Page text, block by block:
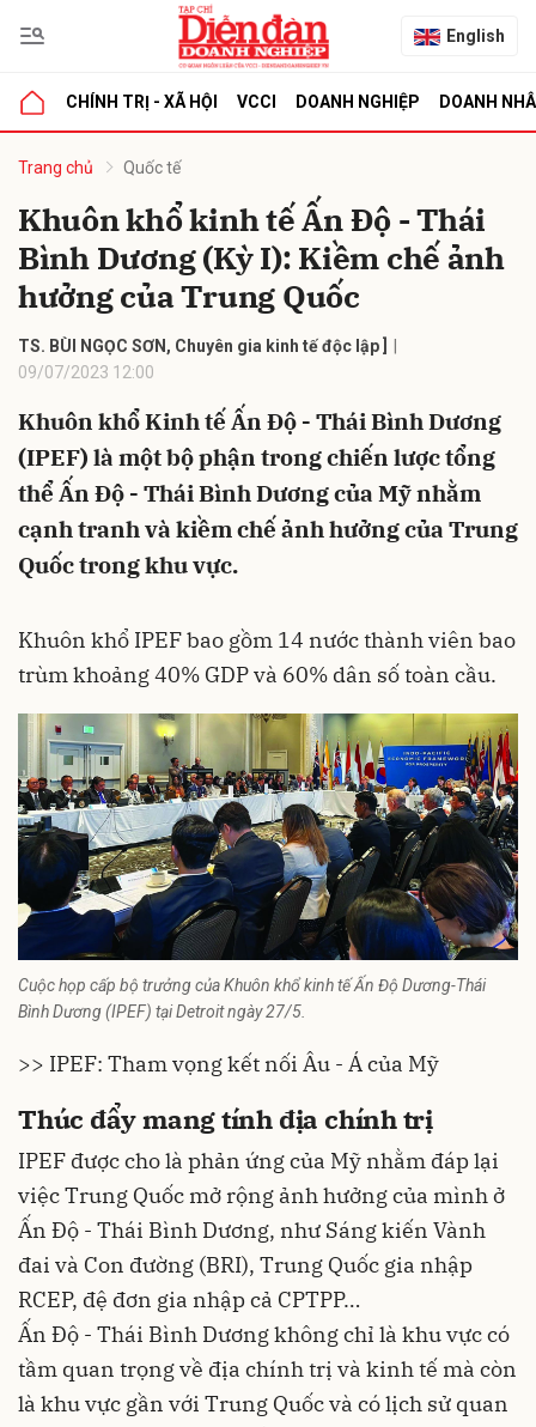
English
CHÍNH TRỊ - XÃ HỘI VCCI DOANH NGHIỆP DOANH
Trang chủ Quốc tế
Khuôn khổ kinh tế Ấn Độ - Thái
Bình Dương (Kỳ I): Kiềm chế ảnh
hưởng của Trung Quốc
TS. BÙI NGỌC SƠN, Chuyên gia kinh tế độc lập ]
09/07/2023 12:00
Khuôn khổ Kinh tế Ấn Độ - Thái Bình Dương
(IPEF) là một bộ phận trong chiến lược tổng
thể Ấn Độ - Thái Bình Dương của Mỹ nhằm
cạnh tranh và kiềm chế ảnh hưởng của Trung
Quốc trong khu vực.
Khuôn khổ IPEF bao gồm 14 nước thành viên bao
trùm khoảng 40% GDP và 60% dân số toàn cầu.
Cuộc họp cấp bộ trưởng của Khuôn khổ kinh tế Ấn Độ Dương-Thái
Bình Dương (IPEF) tại Detroit ngày 27/5.
>> IPEF: Tham vọng kết nối Âu - Á của Mỹ
Thúc đẩy mang tính địa chính trị
IPEF được cho là phản ứng của Mỹ nhằm đáp lại
việc Trung Quốc mở rộng ảnh hưởng của mình ở
Ấn Độ - Thái Bình Dương, như Sáng kiến Vành
đai và Con đường (BRI), Trung Quốc gia nhập
RCEP, đệ đơn gia nhập cả CPTPP…
Ấn Độ - Thái Bình Dương không chỉ là khu vực có
tầm quan trọng về địa chính trị và kinh tế mà còn
là khu vực gần với Trung Quốc và có lịch sử quan
luận